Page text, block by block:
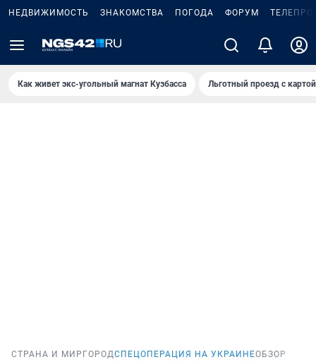
НЕДВИЖИМОСТЬ ЗНАКОМСТВА ПОГОДА ФОРУМ
Как живет экс-угольный магнат Кузбасса Льготный проезд с
СТРАНА И МИР ГОРОДСПЕЦОПЕРАЦИЯ НА УКРАИНЕОБЗОР